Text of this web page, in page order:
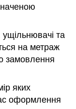
ущільнювачі та
на метраж
замовлення
яких
оформлення